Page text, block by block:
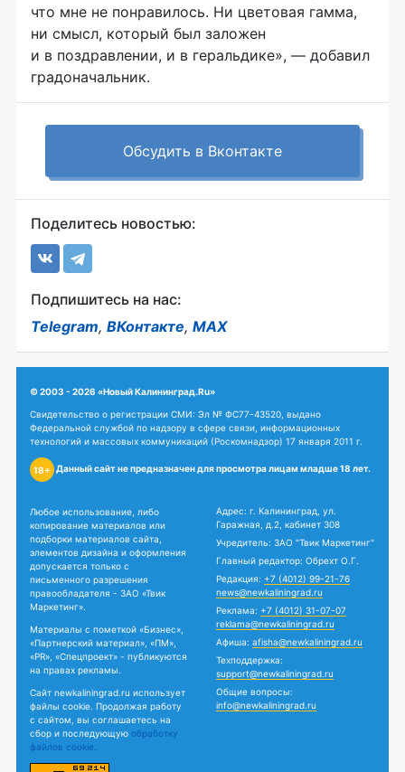
что мне не понравилось. Ни цветовая гамма,
ни смысл, который был заложен
и в поздравлении, и в геральдике», — добавил
градоначальник.
Обсудить в Вконтакте
Поделитесь новостью:
Подпишитесь на нас:
Telegram, ВКонтакте, MAX
© 2003 - 2026 «Новый Калининград.Ru»
Свидетельство о регистрации СМИ: Эл № ФС77-43520, выдано
Федеральной службой по надзору в сфере связи, информационных
технологий и массовых коммуникаций (Роскомнадзор) 17 января 2011 г.
18+ Данный сайт не предназначен для просмотра лицам младше 18 лет.
Любое использование, либо
копирование материалов или
подборки материалов сайта,
элементов дизайна и оформления
допускается только с
письменного разрешения
правообладателя - ЗАО «Твик
Маркетинг».
Материалы с пометкой «Бизнес»,
«Партнерский материал», «ПМ»,
«PR», «Спецпроект» - публикуются
на правах рекламы.
Сайт newkaliningrad.ru использует
файлы cookie. Продолжая работу
с сайтом, вы соглашаетесь на
сбор и последующую обработку
файлов cookie.
Адрес: г. Калининград, ул.
Гаражная, д.2, кабинет 308
Учредитель: ЗАО "Твик Маркетинг"
Главный редактор: Обрехт О.Г.
Редакция: +7 (4012) 99-21-76
news@newkaliningrad.ru
Реклама: +7 (4012) 31-07-07
reklama@newkaliningrad.ru
Афиша: afisha@newkaliningrad.ru
Техподдержка:
support@newkaliningrad.ru
Общие вопросы:
info@newkaliningrad.ru